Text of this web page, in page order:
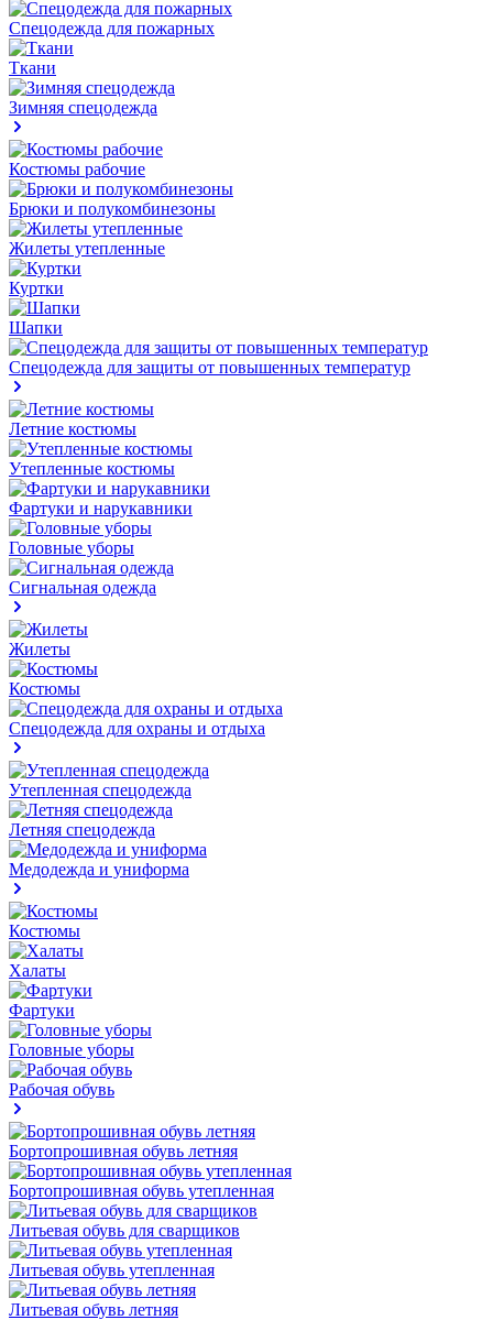
Спецодежда для пожарных
Ткани
Зимняя спецодежда
Костюмы рабочие
Брюки и полукомбинезоны
Жилеты утепленные
Куртки
Шапки
Спецодежда для защиты от повышенных температур
Летние костюмы
Утепленные костюмы
Фартуки и нарукавники
Головные уборы
Сигнальная одежда
Жилеты
Костюмы
Спецодежда для охраны и отдыха
Утепленная спецодежда
Летняя спецодежда
Медодежда и униформа
Костюмы
Халаты
Фартуки
Головные уборы
Рабочая обувь
Бортопрошивная обувь летняя
Бортопрошивная обувь утепленная
Литьевая обувь для сварщиков
Литьевая обувь утепленная
Литьевая обувь летняя